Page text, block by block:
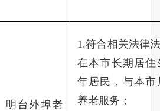
明台外埠老
1.符合相关法律
在本市长期居
年居民，与本
养老服务；